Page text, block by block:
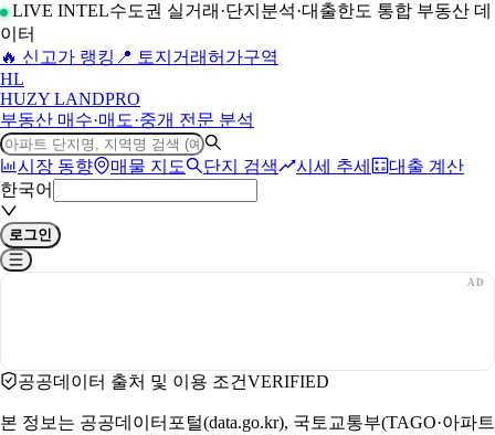
LIVE INTEL수도권 실거래·단지분석·대출한도 통합 부동산 데
이터
🔥 신고가 랭킹 📍 토지거래허가구역
HL
HUZY LANDPRO
부동산 매수·매도·중개 전문 분석
시장 동향 매물 지도 단지 검색 시세 추세
대출 계산
한국어
로그인
공공데이터 출처 및 이용 조건VERIFIED
본 정보는 공공데이터포털(data.go.kr), 국토교통부(TAGO·아파트